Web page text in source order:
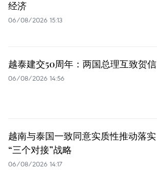
经济
06/08/2026 15:13
越泰建交50周年：两国总理互致贺信
06/08/2026 14:56
越南与泰国一致同意实质性推动落实
“三个对接”战略
06/08/2026 14:17